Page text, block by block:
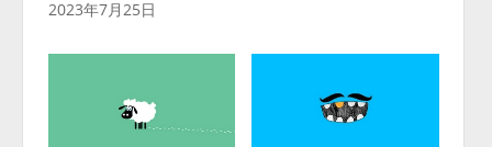
2023年7月25日